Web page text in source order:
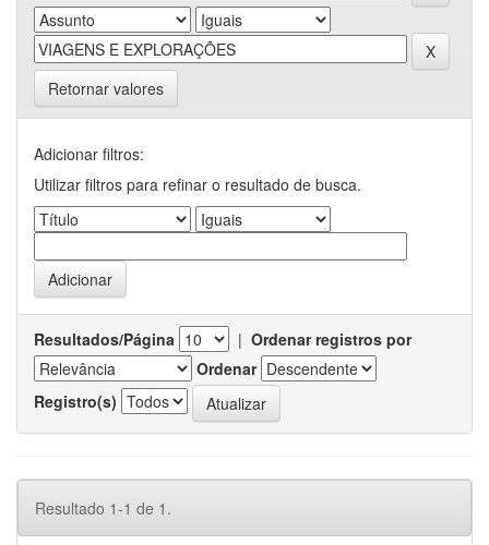
Retornar valores
Adicionar filtros:
Utilizar filtros para refinar o resultado de busca.
Resultados/Página | Ordenar registros por
Ordenar
Registro(s)
Resultado 1-1 de 1.